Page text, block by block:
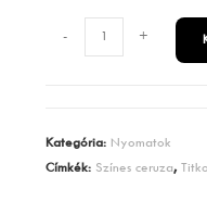
gyerekkori
- +
Kategória: Nyomatok
Címkék: Színes ceruza,